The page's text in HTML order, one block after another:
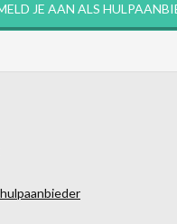
JE AAN ALS